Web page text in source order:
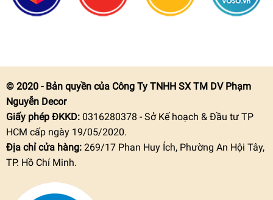
© 2020 - Bản quyền của Công Ty TNHH SX TM DV Phạm
Nguyễn Decor
Giấy phép ĐKKD:0316280378 - Sở Kế hoạch & Đầu tư TP
HCM cấp ngày 19/05/2020.
Địa chỉ cửa hàng: 269/17 Phan Huy Ích, Phường An Hội Tây,
TP. Hồ Chí Minh.